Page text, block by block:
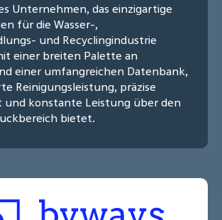
Unternehmen, das einzigartige
für die Wasser-,
und Recyclingindustrie
einer breiten Palette an
einer umfangreichen Datenbank,
Reinigungsleistung, präzise
und konstante Leistung über den
bietet.